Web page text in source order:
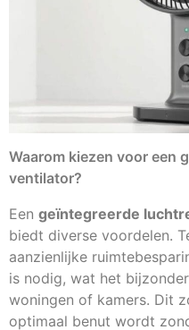
Waarom kiezen voor een
ventilator?
Een geïntegreerde
biedt diverse voordelen.
aanzienlijke
is nodig, wat het
woningen of kamers. Dit
optimaal benut wordt